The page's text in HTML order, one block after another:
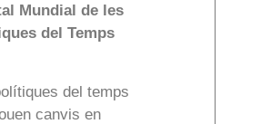
Mundial de les
del Temps
del temps
canvis en